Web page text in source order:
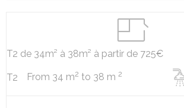
T2 de 34m² à 38m² à partir de 725€
T2 From 34 m2 to 38 m 2